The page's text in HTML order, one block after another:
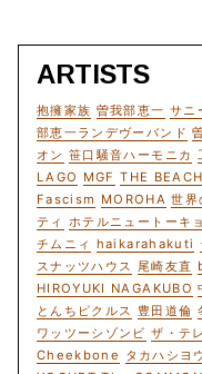
ARTISTS
抱擁家族 曽我部恵一 サニ
部恵一ランデヴーバンド
オン 笹口騒音ハーモニカ
LAGO MGF THE
Fascism MOROHA 世界
ティ ホテルニュートーキ
チムニィ haikarahakuti
スナッツハウス 尾崎友直
HIROYUKI NAGAKUBO
とんちピクルス 豊田道倫
ワッツーシゾンビ ザ・テ
Cheekbone タカハシヨ